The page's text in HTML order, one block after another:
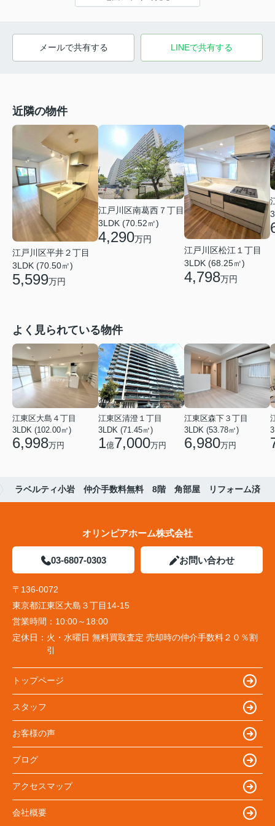
メールで共有する LINEで共有する
近隣の物件
江戸川区平井２丁目
3LDK (70.50㎡)
5,599万円
江戸川区南葛西７丁目
3LDK (70.52㎡)
4,290万円
江戸川区松江１丁目
3LDK (68.25㎡)
4,798万円
よく見られている物件
江東区大島４丁目
3LDK (102.00㎡)
6,998万円
江東区清澄１丁目
3LDK (71.45㎡)
1億7,000万円
江東区森下３丁目
3LDK (53.78㎡)
6,980万円
ラベルティ小岩 仲介手数料無料 8階 角部屋 リフォーム済
オリンピアホーム株式会社
03-6807-0303 お問い合わせ
〒136-0072
東京都江東区大島３丁目14-15
営業時間： 10:00～18:00
定休日： 火・水曜日 無料買取査定 売却時の仲介手数料２０％割
引
トップページ
スタッフ
お客様の声
ブログ
アクセスマップ
会社概要